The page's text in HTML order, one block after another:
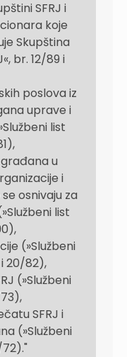
SFRJ i
koje
Skupština
br. 12/89 i
poslova iz
uprave i
list
u
i
osnivaju za
list
(»Službeni
20/82),
(»Službeni
SFRJ i
(»Službeni